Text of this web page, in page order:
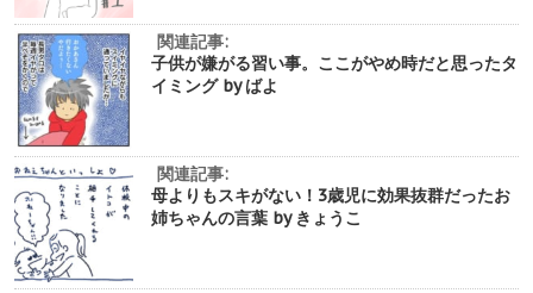
関連記事:
子供が嫌がる習い事。ここがやめ時だと思ったタ
イミング by ばよ
関連記事:
母よりもスキがない！3歳児に効果抜群だったお
姉ちゃんの言葉 by きょうこ